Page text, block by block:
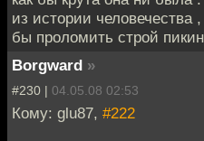
из истории человечества
бы проломить строй
Borgward »
#230 | 04.05.08 02:53
Кому: glu87, #222